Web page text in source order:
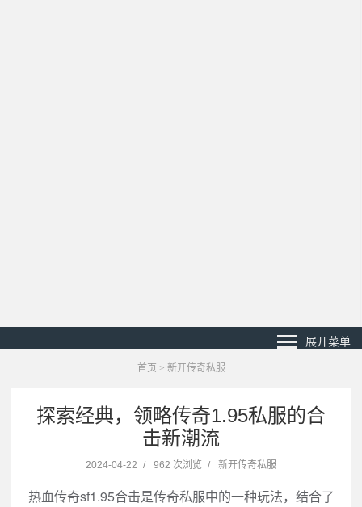
展开菜单
首页 > 新开传奇私服
探索经典，领略传奇1.95私服的合
击新潮流
2024-04-22 / 962 次浏览 / 新开传奇私服
热血传奇sf1.95合击是传奇私服中的一种玩法，结合了